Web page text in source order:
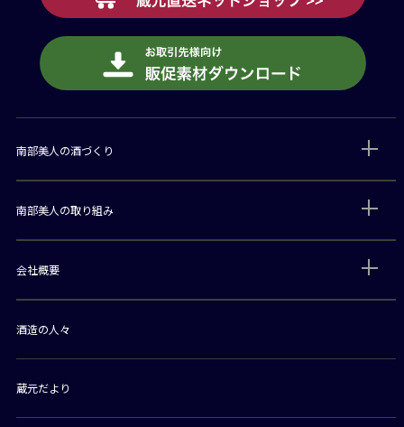
南部美人の酒づくり
南部美人の取り組み
会社概要
酒造の人々
蔵元だより